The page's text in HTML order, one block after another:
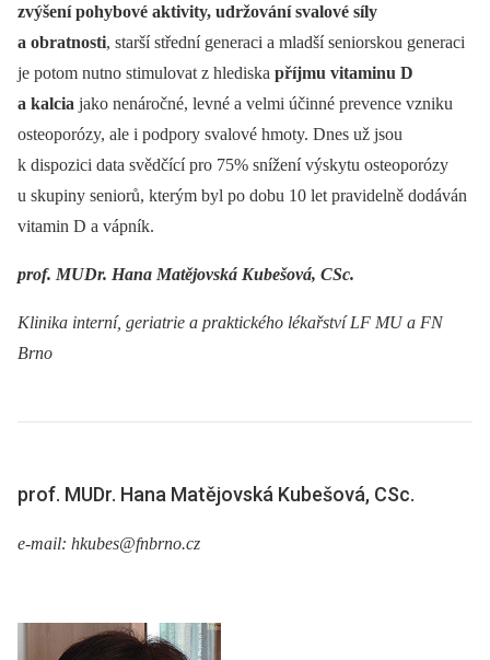
zvýšení pohybové aktivity, udržování svalové síly
a obratnosti, starší střední generaci a mladší seniorskou generaci
je potom nutno stimulovat z hlediska příjmu vitaminu D
a kalcia jako nenáročné, levné a velmi účinné prevence vzniku
osteoporózy, ale i podpory svalové hmoty. Dnes už jsou
k dispozici data svědčící pro 75% snížení výskytu osteoporózy
u skupiny seniorů, kterým byl po dobu 10 let pravidelně dodáván
vitamin D a vápník.
prof. MUDr. Hana Matějovská Kubešová, CSc.
Klinika interní, geriatrie a praktického lékařství LF MU a FN
Brno
prof. MUDr. Hana Matějovská Kubešová, CSc.
e-mail: hkubes@fnbrno.cz